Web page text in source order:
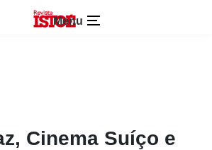
Menu
Cinema Suíço e